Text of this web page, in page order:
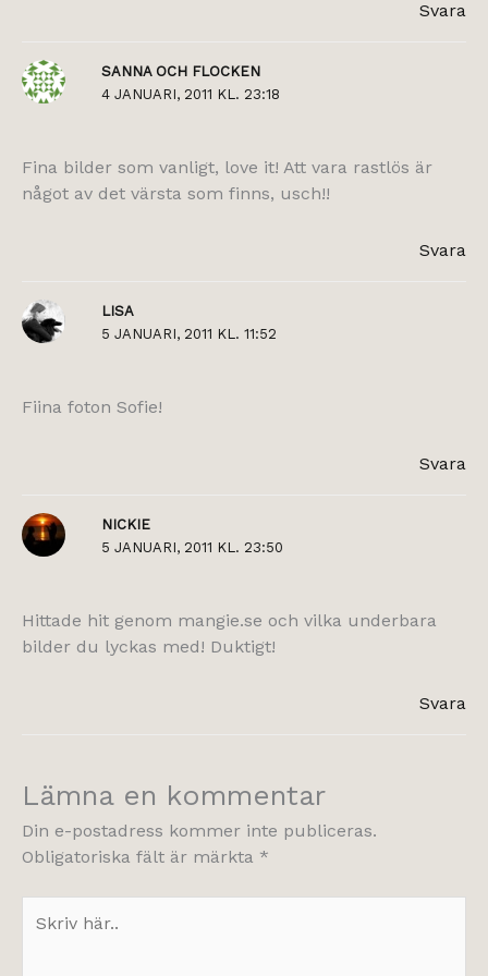
Svara
SANNA OCH FLOCKEN
4 JANUARI, 2011 KL. 23:18
Fina bilder som vanligt, love it! Att vara rastlös är
något av det värsta som finns, usch!!
Svara
LISA
5 JANUARI, 2011 KL. 11:52
Fiina foton Sofie!
Svara
NICKIE
5 JANUARI, 2011 KL. 23:50
Hittade hit genom mangie.se och vilka underbara
bilder du lyckas med! Duktigt!
Svara
Lämna en kommentar
Din e-postadress kommer inte publiceras.
Obligatoriska fält är märkta *
här..